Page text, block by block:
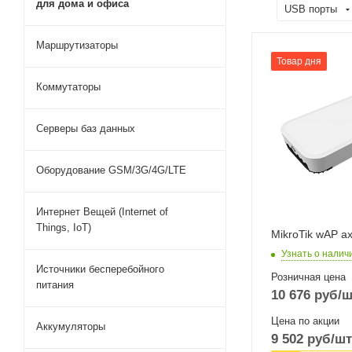
USB порты
Товар дня
Проводные,
оптические
Два: 5 ГГц
802.11a/n/ac/ax
MIMO2x2 + 2,4
MikroTik wAP ax
Узнать о
Розничная цена
10 676 руб/
Цена по акции
9 502 руб/шт
для дома и офиса
Маршрутизаторы
Коммутаторы
Серверы баз данных
Оборудование GSM/3G/4G/LTE
Интернет Вещей (Internet of
Things, IoT)
Источники бесперебойного
питания
Аккумуляторы